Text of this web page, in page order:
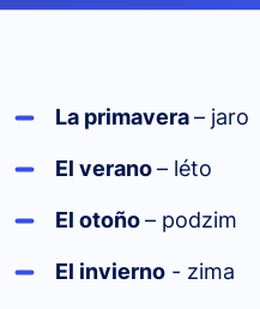
La primavera– jaro
El verano– léto
El otoño– podzim
El invierno - zima